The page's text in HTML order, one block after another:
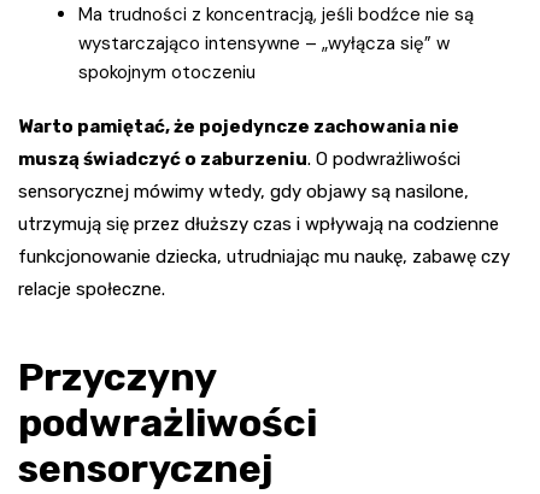
Ma trudności z koncentracją, jeśli bodźce nie są
wystarczająco intensywne – „wyłącza się” w
spokojnym otoczeniu
Warto pamiętać, że pojedyncze zachowania nie
muszą świadczyć o zaburzeniu. O podwrażliwości
sensorycznej mówimy wtedy, gdy objawy są nasilone,
utrzymują się przez dłuższy czas i wpływają na codzienne
funkcjonowanie dziecka, utrudniając mu naukę, zabawę czy
relacje społeczne.
Przyczyny
podwrażliwości
sensorycznej